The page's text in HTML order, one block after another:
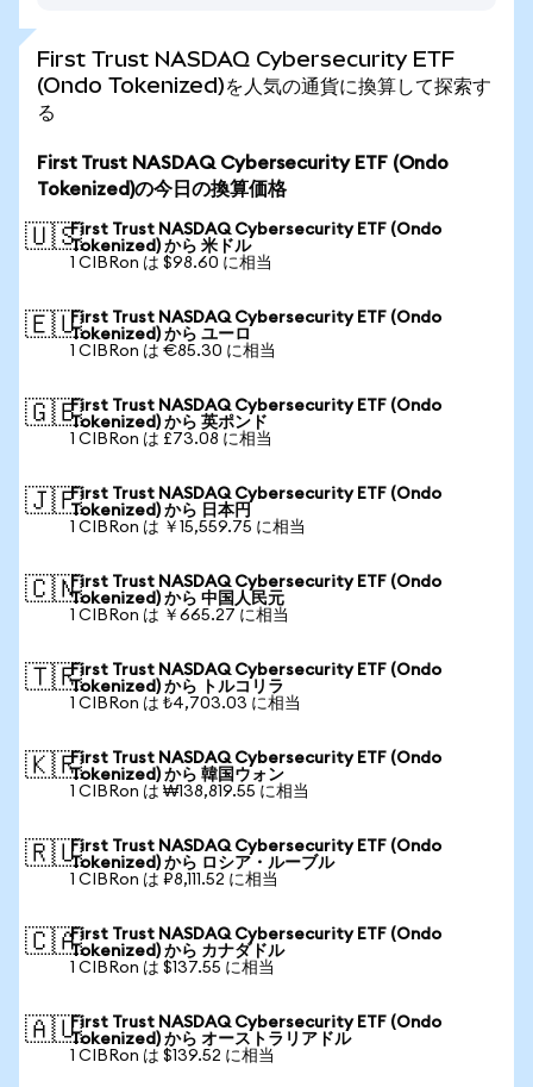
First Trust NASDAQ Cybersecurity ETF
(Ondo Tokenized)を人気の通貨に換算して探索す
る
First Trust NASDAQ Cybersecurity ETF (Ondo
Tokenized)の今日の換算価格
🇺🇸First Trust NASDAQ Cybersecurity ETF (Ondo
Tokenized) から 米ドル
1 CIBRon は $98.60 に相当
🇪🇺First Trust NASDAQ Cybersecurity ETF (Ondo
Tokenized) から ユーロ
1 CIBRon は €85.30 に相当
🇬🇧First Trust NASDAQ Cybersecurity ETF (Ondo
Tokenized) から 英ポンド
1 CIBRon は £73.08 に相当
🇯🇵First Trust NASDAQ Cybersecurity ETF (Ondo
Tokenized) から 日本円
1 CIBRon は ￥15,559.75 に相当
🇨🇳First Trust NASDAQ Cybersecurity ETF (Ondo
Tokenized) から 中国人民元
1 CIBRon は ￥665.27 に相当
🇹🇷First Trust NASDAQ Cybersecurity ETF (Ondo
Tokenized) から トルコリラ
1 CIBRon は ₺4,703.03 に相当
🇰🇷First Trust NASDAQ Cybersecurity ETF (Ondo
Tokenized) から 韓国ウォン
1 CIBRon は ₩138,819.55 に相当
🇷🇺First Trust NASDAQ Cybersecurity ETF (Ondo
Tokenized) から ロシア・ルーブル
1 CIBRon は ₽8,111.52 に相当
🇨🇦First Trust NASDAQ Cybersecurity ETF (Ondo
Tokenized) から カナダドル
1 CIBRon は $137.55 に相当
🇦🇺First Trust NASDAQ Cybersecurity ETF (Ondo
Tokenized) から オーストラリアドル
1 CIBRon は $139.52 に相当